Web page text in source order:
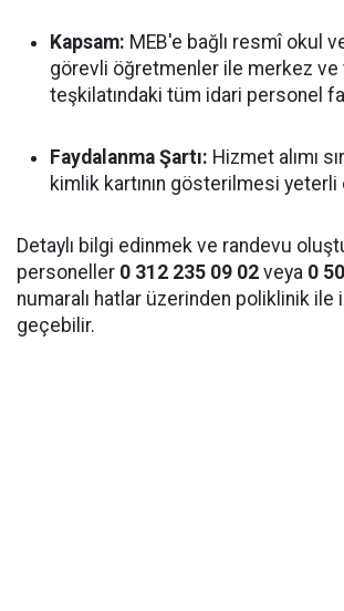
Kapsam: MEB'e bağlı resmî okul
görevli öğretmenler ile merkez ve
teşkilatındaki tüm idari personel
Faydalanma Şartı: Hizmet alımı
kimlik kartının gösterilmesi yeterli
Detaylı bilgi edinmek ve randevu
personeller 0 312 235 09 02 veya 0
numaralı hatlar üzerinden poliklinik ile
geçebilir.